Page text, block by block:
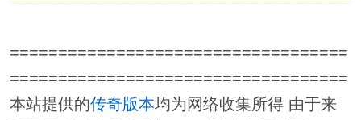
===================================
===================================
本站提供的传奇版本均为网络收集所得 由于来